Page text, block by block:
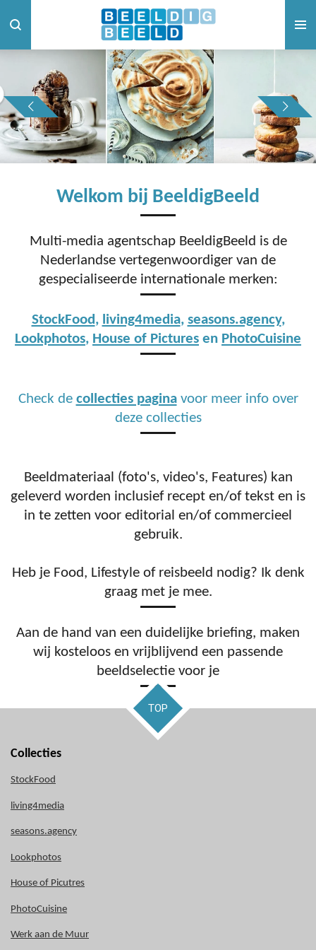
direct
naar
hoofdinhoud
Welkom bij BeeldigBeeld
Multi-media agentschap BeeldigBeeld is de
Nederlandse vertegenwoordiger van de
gespecialiseerde internationale merken:
StockFood, living4media, seasons.agency,
Lookphotos, House of Pictures en PhotoCuisine
Check de collecties paginavoor meer info over
deze collecties
Beeldmateriaal (foto's, video's, Features) kan
geleverd worden inclusief recept en/of tekst en is
in te zetten voor editorial en/of commercieel
gebruik.
Heb je Food, Lifestyle of reisbeeld nodig? Ik denk
graag met je mee.
Aan de hand van een duidelijke briefing, maken
wij kosteloos en vrijblijvend een passende
beeldselectie voor je
TOP
Collecties
StockFood
living4media
seasons.agency
Lookphotos
House of Picutres
PhotoCuisine
Werk aan de Muur